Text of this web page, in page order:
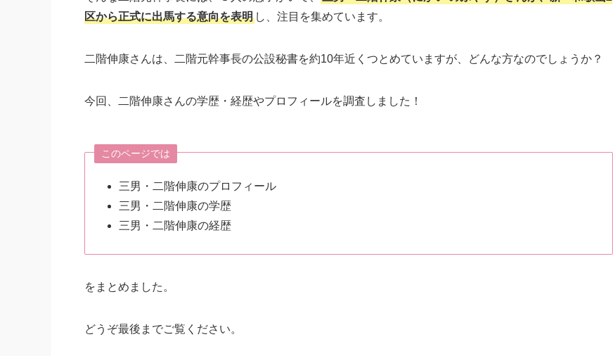
区から正式に出馬する意向を表明 し、注目を集めています。
二階伸康さんは、二階元幹事長の公設秘書を約10年近くつとめていますが、どんな方なのでしょうか？
今回、二階伸康さんの学歴・経歴やプロフィールを調査しました！
このページでは
三男・二階伸康のプロフィール
三男・二階伸康の学歴
三男・二階伸康の経歴
をまとめました。
どうぞ最後までご覧ください。